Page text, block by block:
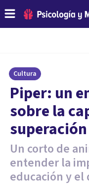
Cultura
Piper: un
sobre la
superación
Un corto de
entender la
educación y